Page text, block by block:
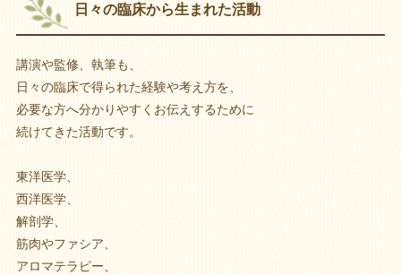
日々の臨床から生まれた活動
講演や監修、執筆も、
日々の臨床で得られた経験や考え方を、
必要な方へ分かりやすくお伝えするために
続けてきた活動です。
東洋医学、
西洋医学、
解剖学、
筋肉やファシア、
アロマテラピー、